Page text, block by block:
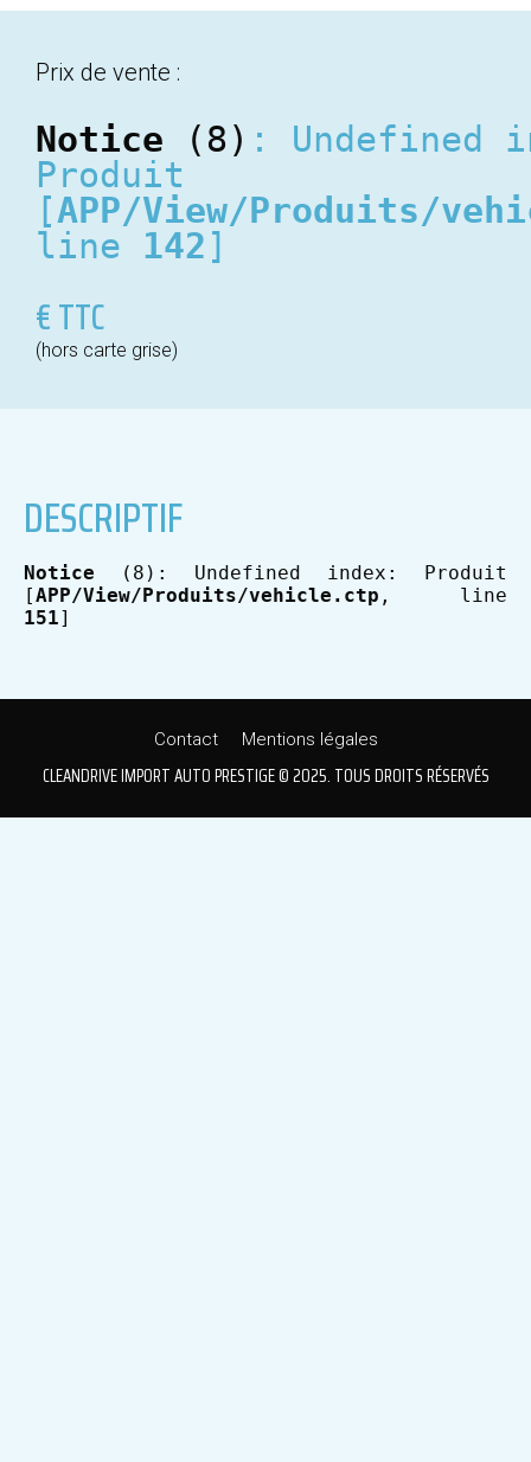
Prix de vente :
Notice (8) : Undefined
Produit
[APP/View/Produits/
line 142 ]
€ TTC
(hors carte grise)
DESCRIPTIF
Notice (8) : Undefined index: Produit
[APP/View/Produits/vehicle.ctp
151]
CLEANDRIVE IMPORT AUTO PRESTIGE © 2025. TOUS DROITS RÉSERVÉS
Contact Mentions légales